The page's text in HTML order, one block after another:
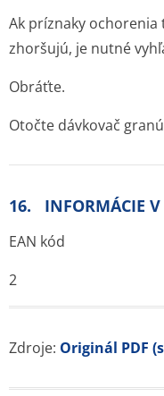
Ak príznaky
zhoršujú, je nutné
Obráťte.
Otočte dávkovač
16. INFORMÁCIE V
EAN kód
2
Zdroje: Originál PDF